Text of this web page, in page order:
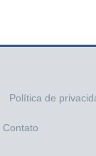
Política de
Contato